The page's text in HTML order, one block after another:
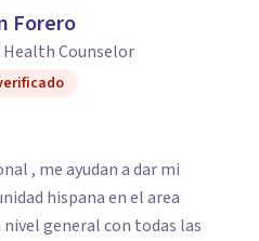
Forero
Counselor
, me ayudan a dar mi
hispana en el area
general con todas las